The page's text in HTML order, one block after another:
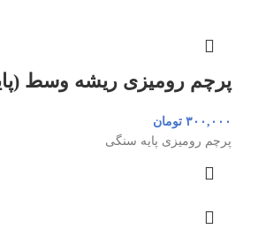
پرچم رومیزی ریشه وسط
۳۰۰,۰۰۰ تومان
پرچم رومیزی پایه سنگی